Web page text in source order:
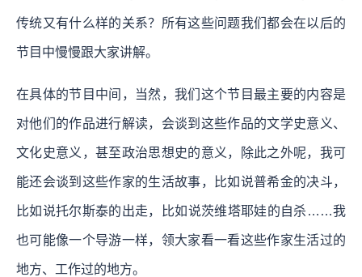
传统又有什么样的关系？所有这些问题我们都会在以后的
节目中慢慢跟大家讲解。
在具体的节目中间，当然，我们这个节目最主要的内容是
对他们的作品进行解读，会谈到这些作品的文学史意义、
文化史意义，甚至政治思想史的意义，除此之外呢，我可
能还会谈到这些作家的生活故事，比如说普希金的决斗，
比如说托尔斯泰的出走，比如说茨维塔耶娃的自杀……我
也可能像一个导游一样，领大家看一看这些作家生活过的
地方、工作过的地方。